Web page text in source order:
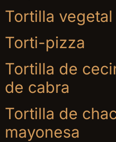
Tortilla vegetal
Torti-pizza
Tortilla de
de cabra
Tortilla de
mayonesa